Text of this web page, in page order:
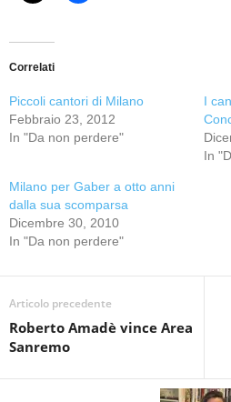
Correlati
Piccoli cantori di Milano
Febbraio 23, 2012
In "Da non perdere"
I
In
Milano per Gaber a otto anni
dalla sua scomparsa
Dicembre 30, 2010
In "Da non perdere"
Articolo precedente
Roberto Amadè vince Area
Sanremo